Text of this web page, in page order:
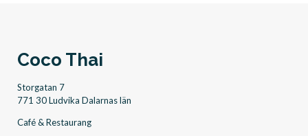
Coco Thai
Storgatan 7
771 30 Ludvika Dalarnas län
Café & Restaurang